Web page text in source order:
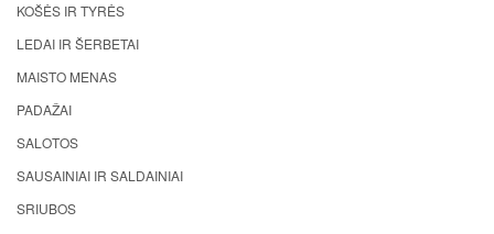
KOŠĖS IR TYRĖS
LEDAI IR ŠERBETAI
MAISTO MENAS
PADAŽAI
SALOTOS
SAUSAINIAI IR SALDAINIAI
SRIUBOS